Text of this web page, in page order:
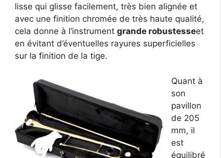
lisse qui glisse facilement, très bien alignée et
avec une finition chromée de très haute qualité,
cela donne à l’instrument grande robustesseet
en évitant d’éventuelles rayures superficielles
sur la finition de la tige.
Quant à
son
pavillon
de 205
mm, il
est
équilibré